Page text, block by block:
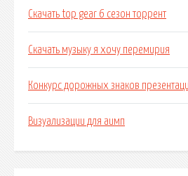
Скачать top gear 6 сезон торрент
Скачать музыку я хочу перемирия
Конкурс дорожных знаков
Визуализации для аимп